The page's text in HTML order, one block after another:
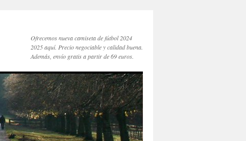
Ofrecemos nueva camiseta de fútbol 2024
2025 aquí. Precio negociable y calidad buena.
Además, envío gratis a partir de 69 euros.